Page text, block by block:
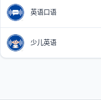
英语口语
少儿英语